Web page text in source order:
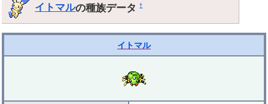
イトマルの種族データ†
イトマル